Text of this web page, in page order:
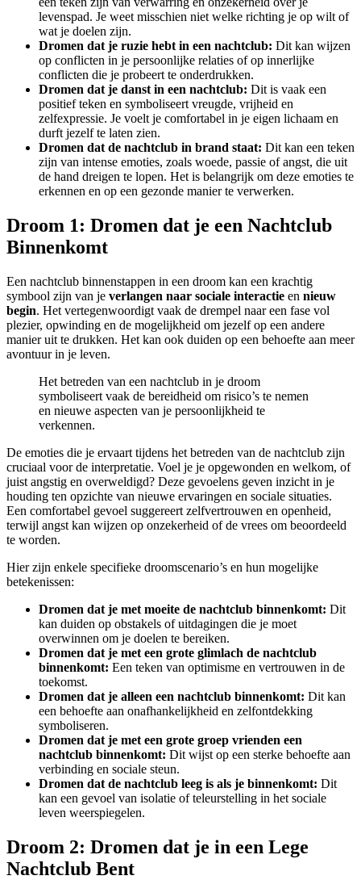
levenspad. Je weet misschien niet welke richting je op wilt of
wat je doelen zijn.
Dromen dat je ruzie hebt in een nachtclub: Dit kan wijzen
op conflicten in je persoonlijke relaties of op innerlijke
conflicten die je probeert te onderdrukken.
Dromen dat je danst in een nachtclub: Dit is vaak een
positief teken en symboliseert vreugde, vrijheid en
zelfexpressie. Je voelt je comfortabel in je eigen lichaam en
durft jezelf te laten zien.
Dromen dat de nachtclub in brand staat: Dit kan een teken
zijn van intense emoties, zoals woede, passie of angst, die uit
de hand dreigen te lopen. Het is belangrijk om deze emoties te
erkennen en op een gezonde manier te verwerken.
Droom 1: Dromen dat je een Nachtclub
Binnenkomt
Een nachtclub binnenstappen in een droom kan een krachtig
symbool zijn van je verlangen naar sociale interactie en nieuw
begin. Het vertegenwoordigt vaak de drempel naar een fase vol
plezier, opwinding en de mogelijkheid om jezelf op een andere
manier uit te drukken. Het kan ook duiden op een behoefte aan meer
avontuur in je leven.
Het betreden van een nachtclub in je droom
symboliseert vaak de bereidheid om risico’s te nemen
en nieuwe aspecten van je persoonlijkheid te
verkennen.
De emoties die je ervaart tijdens het betreden van de nachtclub zijn
cruciaal voor de interpretatie. Voel je je opgewonden en welkom, of
juist angstig en overweldigd? Deze gevoelens geven inzicht in je
houding ten opzichte van nieuwe ervaringen en sociale situaties.
Een comfortabel gevoel suggereert zelfvertrouwen en openheid,
terwijl angst kan wijzen op onzekerheid of de vrees om beoordeeld
te worden.
Hier zijn enkele specifieke droomscenario’s en hun mogelijke
betekenissen:
Dromen dat je met moeite de nachtclub binnenkomt: Dit
kan duiden op obstakels of uitdagingen die je moet
overwinnen om je doelen te bereiken.
Dromen dat je met een grote glimlach de nachtclub
binnenkomt: Een teken van optimisme en vertrouwen in de
toekomst.
Dromen dat je alleen een nachtclub binnenkomt: Dit kan
een behoefte aan onafhankelijkheid en zelfontdekking
symboliseren.
Dromen dat je met een grote groep vrienden een
nachtclub binnenkomt: Dit wijst op een sterke behoefte aan
verbinding en sociale steun.
Dromen dat de nachtclub leeg is als je binnenkomt: Dit
kan een gevoel van isolatie of teleurstelling in het sociale
leven weerspiegelen.
Droom 2: Dromen dat je in een Lege
Nachtclub Bent